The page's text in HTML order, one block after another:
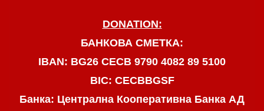
DONATION:
БАНКОВА СМЕТКА:
IBAN: BG26 CECB 9790 4082 89 5100
BIC: CECBBGSF
Банка: Централна Кооперативна Банка АД